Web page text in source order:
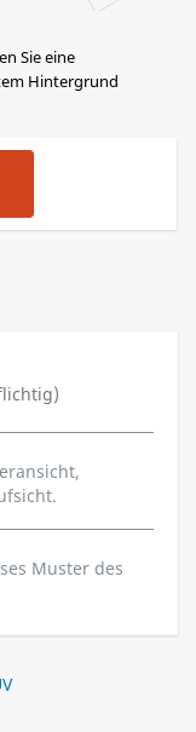
Sie eine
Hintergrund
Muster des